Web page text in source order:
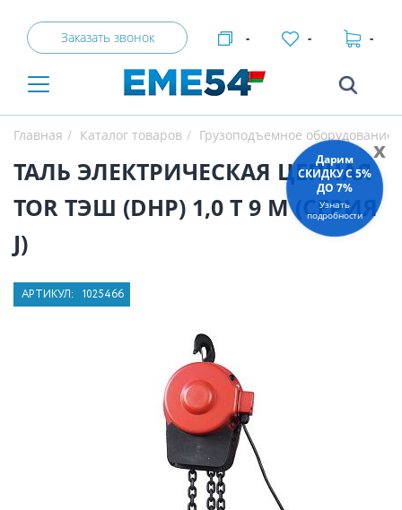
Заказать звонок - - -
Главная Каталог товаров Грузоподъемное оборудование
ТАЛЬ ЭЛЕКТРИЧЕСКАЯ ЦЕПНАЯ
TOR ТЭШ (DHP) 1,0 Т 9 М (СЕРИЯ
J)
АРТИКУЛ: 1025466
x
Дарим
СКИДКУ C 5%
ДО 7%
Узнать
подробности